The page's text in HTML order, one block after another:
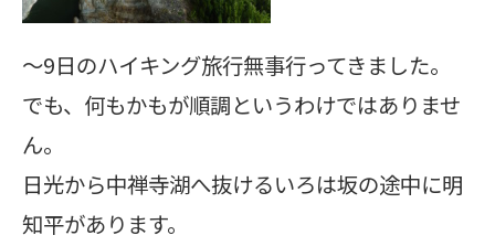
～9日のハイキング旅行無事行ってきました。
でも、何もかもが順調というわけではありませ
ん。
日光から中禅寺湖へ抜けるいろは坂の途中に明
知平があります。